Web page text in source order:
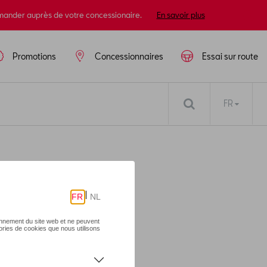
auprès de votre concessionaire. En savoir plus
Essai sur route
Concessionnaires
Promotions
FR